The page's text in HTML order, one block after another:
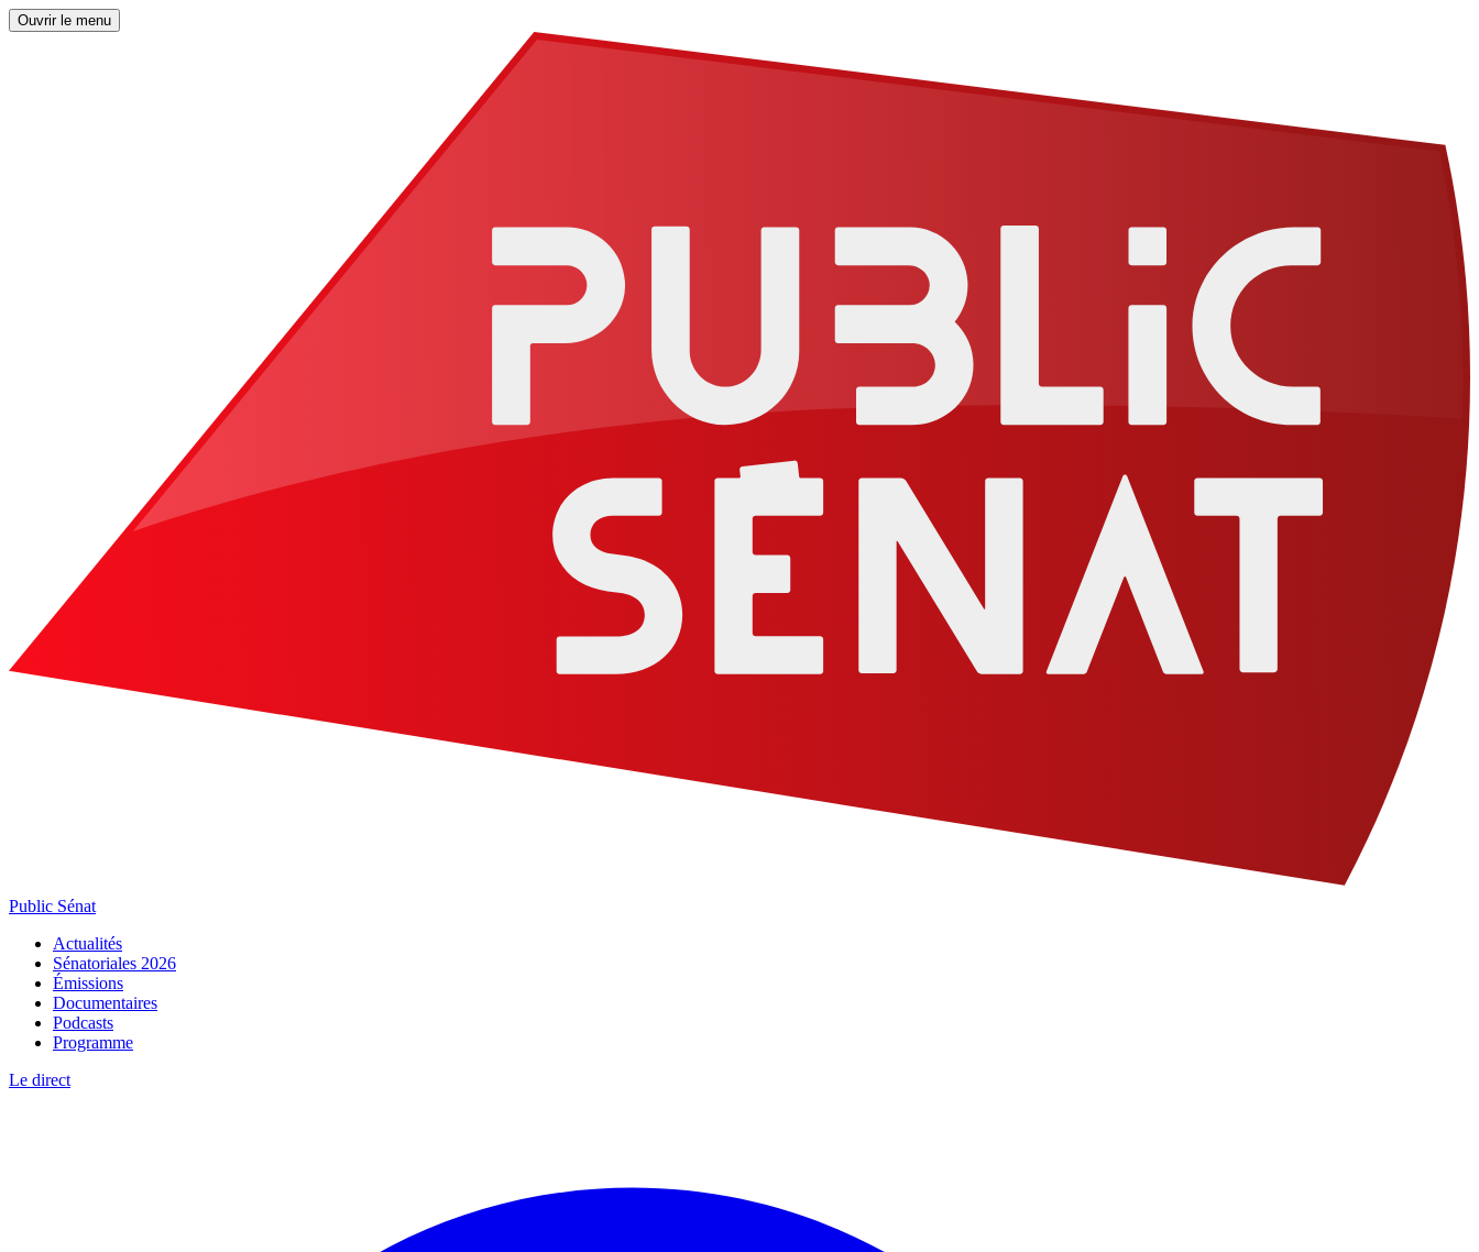
Ouvrir le menu
Public Sénat
Actualités
Sénatoriales 2026
Émissions
Documentaires
Podcasts
Programme
Le direct